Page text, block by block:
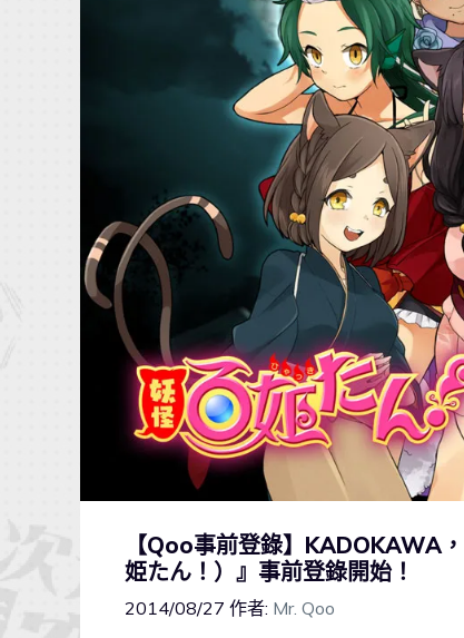
【Qoo事前登錄】KADOKAWA
姫たん！）』事前登錄開始！
2014/08/27 作者: Mr. Qoo